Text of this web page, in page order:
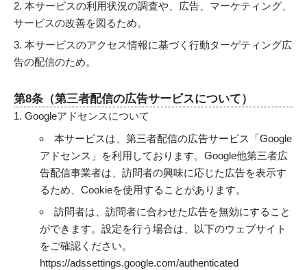
本サービスの利用状況の調査や、広告、マーケティング、
サービスの改善を図るため。
本サービスのアクセス情報に基づく行動ターゲティング広
告の配信のため。
第8条（第三者配信の広告サービスについて）
Googleアドセンスについて
本サービスは、第三者配信の広告サービス「Google
アドセンス」を利用しております。Google他第三者広
告配信事業者は、訪問者の興味に応じた広告を表示す
るため、Cookieを使用することがあります。
訪問者は、訪問者に合わせた広告を無効にすること
ができます。設定を行う場合は、以下のウェブサイト
をご確認ください。
https://adssettings.google.com/authenticated